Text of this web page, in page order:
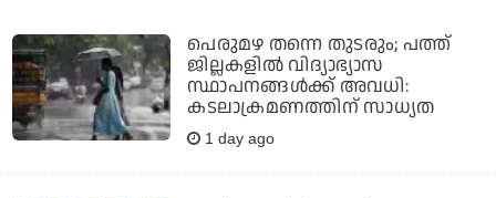
പെരുമഴ തന്നെ തുടരും; പത്ത്
ജില്ലകളില്‍ വിദ്യാഭ്യാസ
സ്ഥാപനങ്ങള്‍ക്ക് അവധി:
കടലാക്രമണത്തിന് സാധ്യത
1 day ago